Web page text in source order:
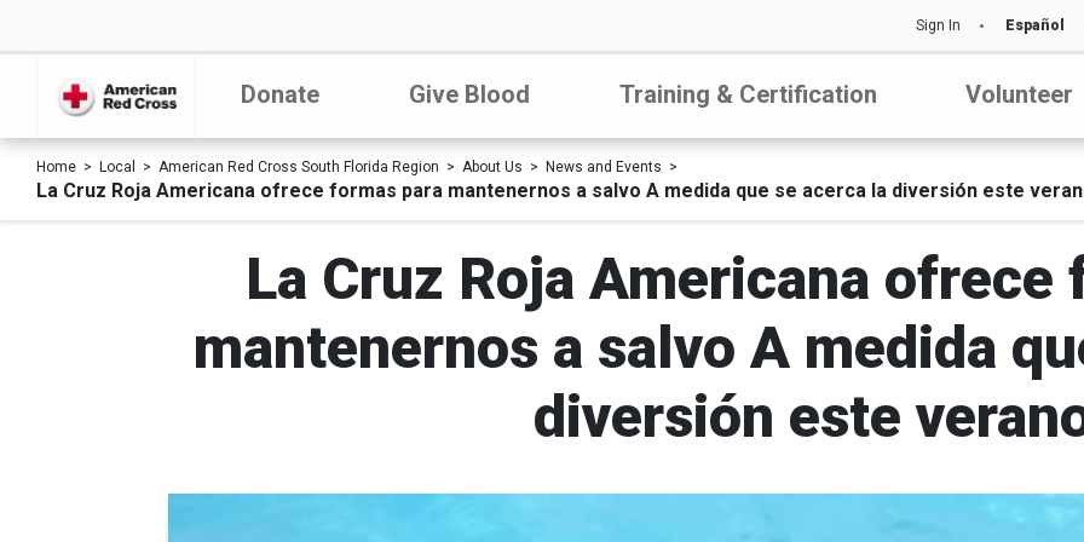
Sign In Español
Donate Give Blood Training & Certification Volunteer
Home Local American Red Cross South Florida Region About Us News and Events
La Cruz Roja Americana ofrece formas para mantenernos a salvo A medida que se acerca la diversión este
La Cruz Roja Americana ofrece
mantenernos a salvo A medida
diversión este